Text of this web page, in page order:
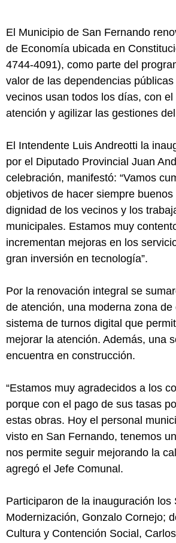
El Municipio de San Fernando
de Economía ubicada en
4744-4091), como parte del
valor de las dependencias
vecinos usan todos los días, con
atención y agilizar las gestiones
El Intendente Luis Andreotti la
por el Diputado Provincial Juan
celebración, manifestó: “Vamos
objetivos de hacer siempre
dignidad de los vecinos y los
municipales. Estamos muy
incrementan mejoras en los
gran inversión en tecnología”.
Por la renovación integral se
de atención, una moderna zona de
sistema de turnos digital que
mejorar la atención. Además, una
encuentra en construcción.
“Estamos muy agradecidos a los
porque con el pago de sus tasas
estas obras. Hoy el personal
visto en San Fernando, tenemos
nos permite seguir mejorando la
agregó el Jefe Comunal.
Participaron de la inauguración los
Modernización, Gonzalo Cornejo;
Cultura y Contención Social,